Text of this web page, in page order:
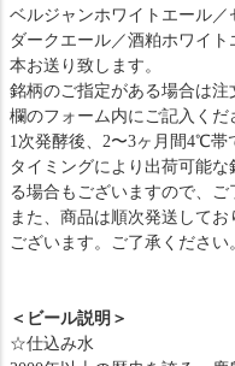
ベルジャンホワイトエール
ダークエール／酒粕ホワイ
本お送り致します。
銘柄のご指定がある場合は
欄のフォーム内にご記入くだ
1次発酵後、2〜3ヶ月間4℃帯
タイミングにより出荷可能
る場合もございますので、ご
また、商品は順次発送して
ございます。ご了承ください
＜ビール説明＞
☆仕込み水